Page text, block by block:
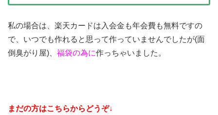
私の場合は、楽天カードは入会金も年会費も無料ですの
で、いつでも作れると思って作っていませんでしたが(面
倒臭がり屋)、 福袋の為に作っちゃいました。
まだの方はこちらからどうぞ↓